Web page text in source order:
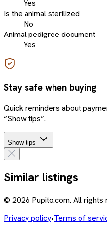
Yes
Is the animal sterilized
No
Animal pedigree document
Yes
Stay safe when buying
Quick reminders about
“Show tips”.
Show tips
Similar listings
© 2026 Pupito.com. All rights
Privacy policy•Terms of